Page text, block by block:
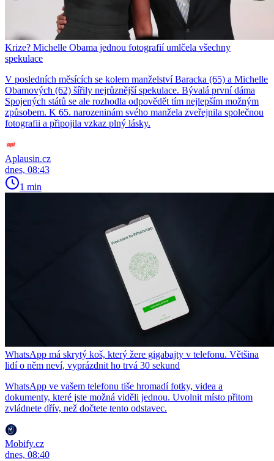
Krize? Michelle Obama jednou fotografií umlčela všechny
spekulace
V posledních měsících se kolem manželství Baracka (65) a Michelle
Obamových (62) šířily nejrůznější spekulace. Bývalá první dáma
Spojených států se ale rozhodla odpovědět tím nejlepším možným
způsobem. K 65. narozeninám svého manžela zveřejnila společnou
fotografii a připojila vzkaz plný lásky.
Aplausin.cz
dnes, 08:43
1 min
WhatsApp má skrytý koš, který žere gigabajty v telefonu. Většina
lidí o něm neví, vyprázdnit ho trvá 30 sekund
WhatsApp ve vašem telefonu tiše hromadí fotky, videa a
dokumenty, které jste možná viděli jednou. Uvolnit místo přitom
zvládnete dřív, než dočtete tento odstavec.
Mobify.cz
dnes, 08:40